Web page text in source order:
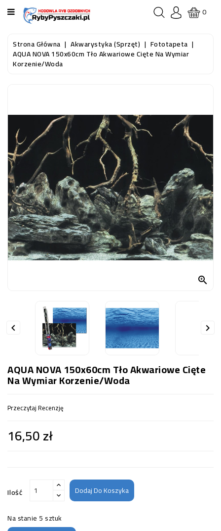
KATEGORIA
STRONA
GŁÓWNA
RYBY
OCZKA
WODNEGO
I
STAWU
AKWARYSTYKA
(SPRZĘT)
OCZKO
WODNE
(SPRZĘT)
0
Strona Główna Akwarystyka (sprzęt) Fototapeta
AQUA NOVA 150x60cm Tło Akwariowe Cięte Na Wymiar
Korzenie/woda

 
AQUA NOVA 150x60cm Tło Akwariowe Cięte
Na Wymiar Korzenie/woda
Przeczytaj Recenzję
16,50 zł
Ilość Dodaj Do Koszyka
Na stanie 5 sztuk